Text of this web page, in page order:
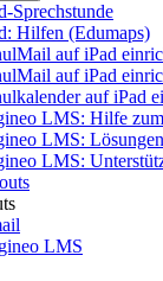
Sprechstunde
Hilfen (Edumaps)
auf iPad
auf iPad
auf iPad
LMS: Hilfe
LMS:
LMS:
LMS